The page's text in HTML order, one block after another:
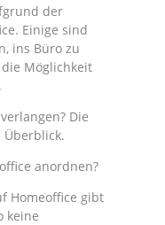
der
Einige sind
ins Büro zu
Möglichkeit
Die
anordnen?
Homeoffice gibt
keine